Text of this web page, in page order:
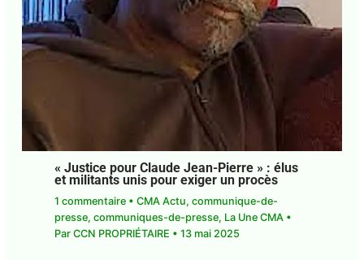
« Justice pour Claude Jean-Pierre » : élus
et militants unis pour exiger un procès
1 commentaire • CMA Actu, communique-de-
presse, communiques-de-presse, La Une CMA •
Par CCN PROPRIÉTAIRE • 13 mai 2025